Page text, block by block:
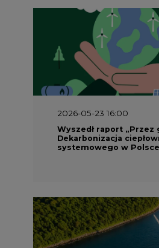
2026-05-23 16:00
Wyszedł raport „Przez
Dekarbonizacja
systemowego w